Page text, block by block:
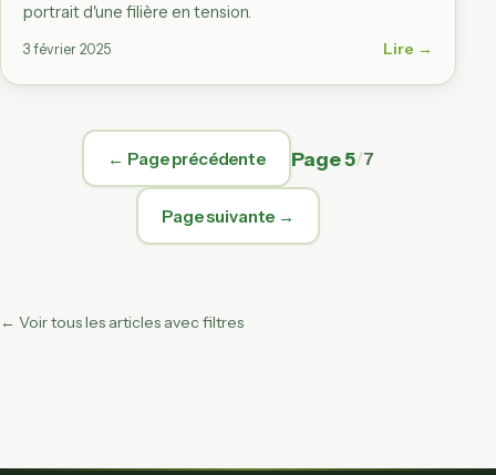
portrait d'une filière en tension.
3 février 2025 Lire →
← Page précédente Page 5/7
Page suivante →
← Voir tous les articles avec filtres